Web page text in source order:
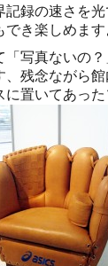
記録の速さを
き楽しめます
「写真ないの
、残念ながら
に置いてあっ